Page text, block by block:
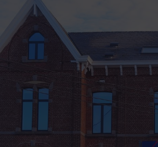
ESTIMATION GRATUITE
064/22.95.10
immo@afimma.be